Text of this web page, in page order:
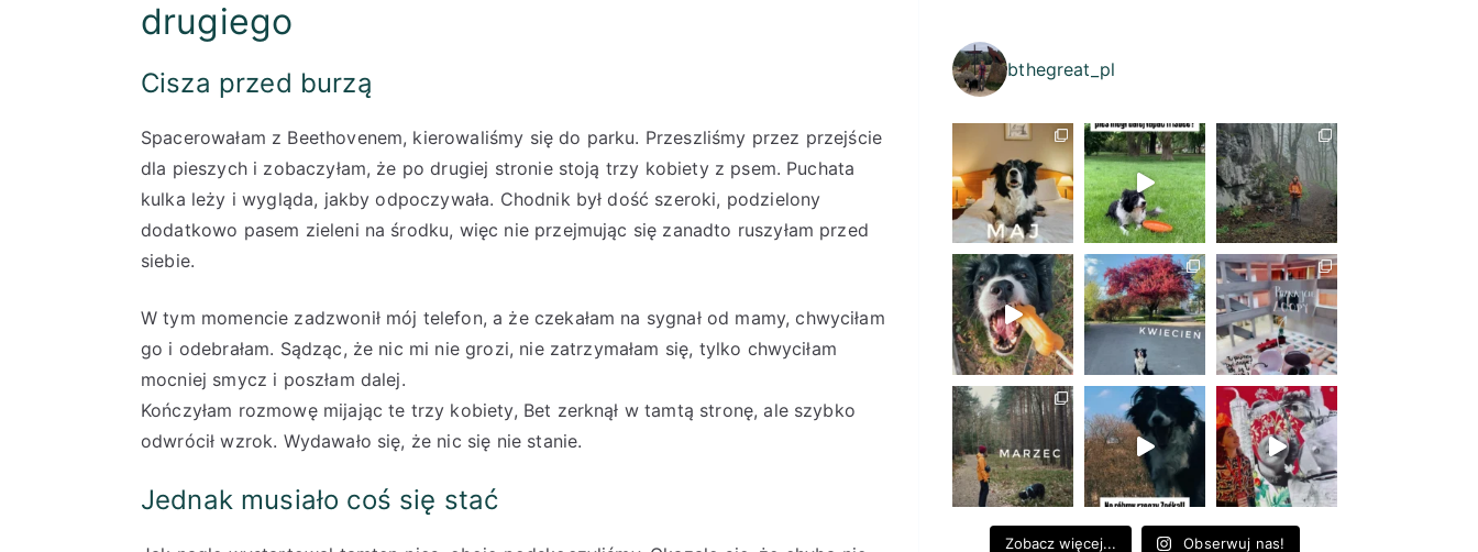
drugiego
Cisza przed burzą
Spacerowałam z Beethovenem, kierowaliśmy się do parku. Przeszliśmy przez przejście
dla pieszych i zobaczyłam, że po drugiej stronie stoją trzy kobiety z psem. Puchata
kulka leży i wygląda, jakby odpoczywała. Chodnik był dość szeroki, podzielony
dodatkowo pasem zieleni na środku, więc nie przejmując się zanadto ruszyłam przed
siebie.
W tym momencie zadzwonił mój telefon, a że czekałam na sygnał od mamy, chwyciłam
go i odebrałam. Sądząc, że nic mi nie grozi, nie zatrzymałam się, tylko chwyciłam
mocniej smycz i poszłam dalej.
Kończyłam rozmowę mijając te trzy kobiety, Bet zerknął w tamtą stronę, ale szybko
odwrócił wzrok. Wydawało się, że nic się nie stanie.
Jednak musiało coś się stać
bthegreat_pl
Zobacz więcej... Obserwuj nas!